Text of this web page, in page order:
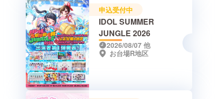
申込受付中
IDOL SUMMER
JUNGLE 2026
2026/08/07 他
お台場R地区